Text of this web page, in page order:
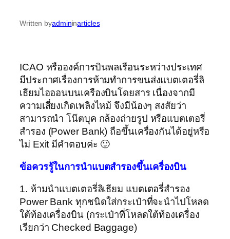
Written byadmininarticles
ICAO หรือองค์การบินพลเรือนระหว่างประเทศ
มีประกาศเรื่องการห้ามทำการขนส่งแบตเตอรี่ลิ
เธียมไอออนบนเครืองบินโดยสาร เนื่องจากมี
ความเสี่ยงเกิดเพลิงไหม้ จึงมีน้องๆ สงสัยว่า
สามารถนำ โน๊ตบุค กล้องถ่ายรูป หรือแบตเตอรี่
สำรอง (Power Bank) ถือขึ้นเครื่องกันได้อยู่หรือ
ไม่ Exit มีคำตอบค่ะ 🙂
ข้อควรรู้ในการนำแบตสำรองขึ้นเครื่องบิน
1. ห้ามนำแบตเตอรี่ลิเธียม แบตเตอรี่สำรอง
Power Bank ทุกชนิดใส่กระเป๋าที่จะนำไปโหลด
ใต้ท้องเครื่องบิน (กระเป๋าที่โหลดใต้ท้องเครื่อง
เรียกว่า Checked Baggage)